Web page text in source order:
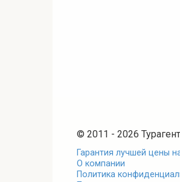
© 2011 - 2026
Гарантия лучшей цены
О компании
Политика